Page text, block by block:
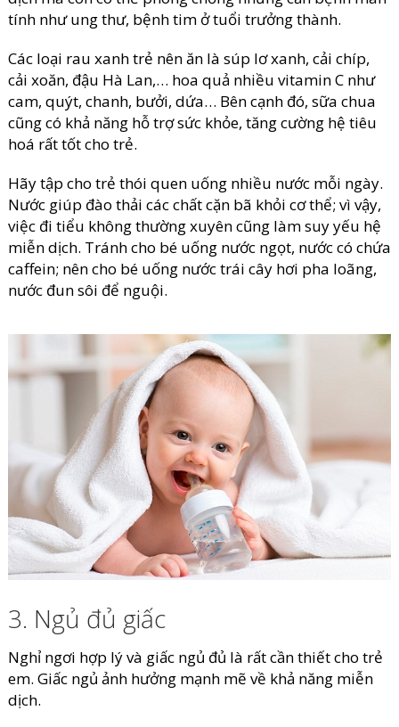
tính như ung thư, bệnh tim ở tuổi trưởng thành.
Các loại rau xanh trẻ nên ăn là súp lơ xanh, cải chíp,
cải xoăn, đậu Hà Lan,… hoa quả nhiều vitamin C như
cam, quýt, chanh, bưởi, dứa… Bên cạnh đó, sữa chua
cũng có khả năng hỗ trợ sức khỏe, tăng cường hệ tiêu
hoá rất tốt cho trẻ.
Hãy tập cho trẻ thói quen uống nhiều nước mỗi ngày.
Nước giúp đào thải các chất cặn bã khỏi cơ thể; vì vậy,
việc đi tiểu không thường xuyên cũng làm suy yếu hệ
miễn dịch. Tránh cho bé uống nước ngọt, nước có chứa
caffein; nên cho bé uống nước trái cây hơi pha loãng,
nước đun sôi để nguội.
3. Ngủ đủ giấc
Nghỉ ngơi hợp lý và giấc ngủ đủ là rất cần thiết cho trẻ
em. Giấc ngủ ảnh hưởng mạnh mẽ về khả năng miễn
dịch.